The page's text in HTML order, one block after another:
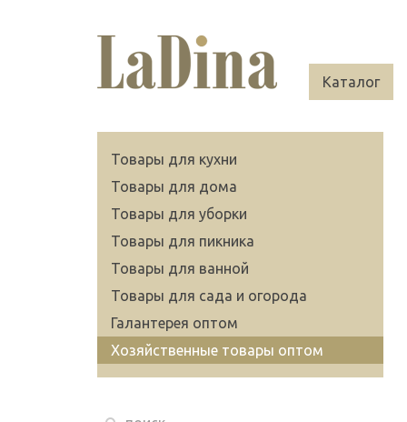
Каталог
Товары для кухни
Товары для дома
Товары для уборки
Товары для пикника
Товары для ванной
Товары для сада и огорода
Галантерея оптом
Хозяйственные товары оптом